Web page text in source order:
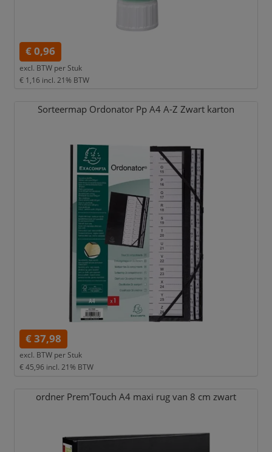
€ 0,96
excl. BTW per Stuk
€ 1,16 incl. 21% BTW
Sorteermap Ordonator Pp A4 A-Z Zwart karton
€ 37,98
excl. BTW per Stuk
€ 45,96 incl. 21% BTW
ordner Prem'Touch A4 maxi rug van 8 cm zwart